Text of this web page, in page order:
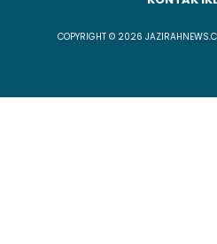
COPYRIGHT © 2026